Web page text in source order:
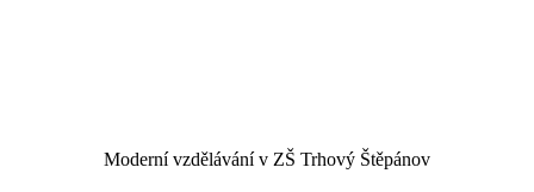
Moderní vzdělávání v ZŠ Trhový Štěpánov